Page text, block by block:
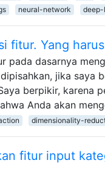
neural-network deep-
fitur. Yang
pada dasarnya
jika saya
berpikir, karena
Anda akan
dimensionality-
fitur input